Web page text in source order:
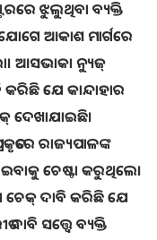
ଝୁଲୁଥିବା ବ୍ୟକ୍ତି
ଆକାଶ ମାର୍ଗରେ
ଆସଭାକା ନ୍ୟୁଜ୍
ଯେ କାନ୍ଦାହାର
ଦେଖାଯାଇଛି।
ରାଜ୍ୟପାଳଙ୍କ
ଚେଷ୍ଟା କରୁଥିଲେ।
ଚେକ୍ ଦାବି କରିଛି ଯେ
ସତ୍ତ୍ୱେ ବ୍ୟକ୍ତି